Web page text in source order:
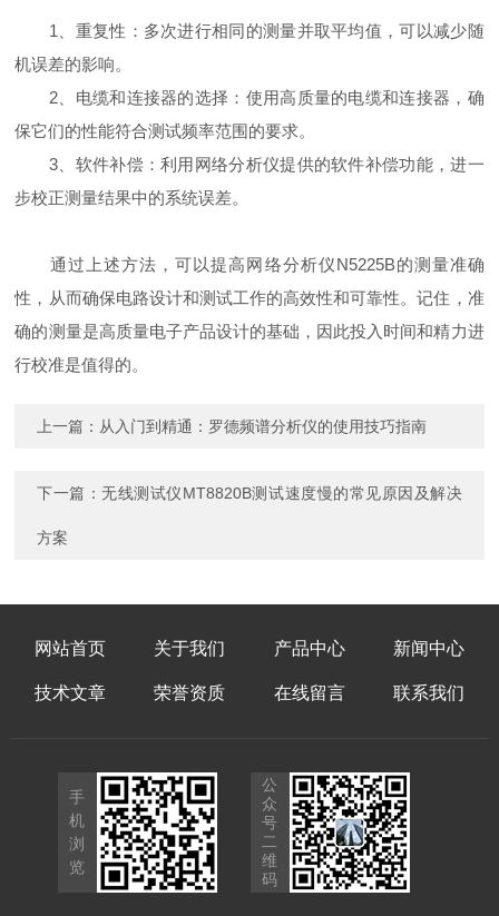
1、重复性：多次进行相同的测量并取平均值，可以减少随
机误差的影响。
2、电缆和连接器的选择：使用高质量的电缆和连接器，确
保它们的性能符合测试频率范围的要求。
3、软件补偿：利用网络分析仪提供的软件补偿功能，进一
步校正测量结果中的系统误差。
通过上述方法，可以提高网络分析仪N5225B的测量准确
性，从而确保电路设计和测试工作的高效性和可靠性。记住，准
确的测量是高质量电子产品设计的基础，因此投入时间和精力进
行校准是值得的。
上一篇： 从入门到精通：罗德频谱分析仪的使用技巧指南
下一篇：无线测试仪MT8820B测试速度慢的常见原因及解决
方案
网站首页 关于我们 产品中心 新闻中心
技术文章 荣誉资质 在线留言 联系我们
手
机
浏
览
公
众
号
二
维
码